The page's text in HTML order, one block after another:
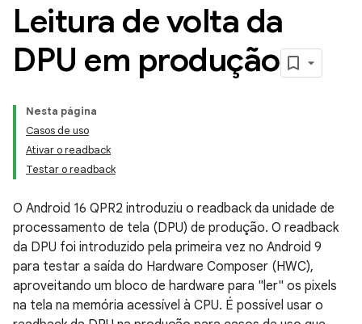
Leitura de volta da
DPU em produção
Nesta página
Casos de uso
Ativar o readback
Testar o readback
O Android 16 QPR2 introduziu o readback da unidade de
processamento de tela (DPU) de produção. O readback
da DPU foi introduzido pela primeira vez no Android 9
para testar a saída do Hardware Composer (HWC),
aproveitando um bloco de hardware para "ler" os pixels
na tela na memória acessível à CPU. É possível usar o